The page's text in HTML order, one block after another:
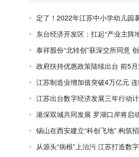
定了！2022年江苏中小学幼儿园
东台经济开发区：扛起“产业主阵
泰祥股份“北转创”获深交所同意
政府扶持优惠政策陆续出台 前5
江苏制造业增加值突破4万亿元
江苏出台数字经济发展三年行动
港深双城共同发展 罗湖口岸将启
锡山在西安建立“科创飞地” 构筑
从源头“病根”上治污 江苏打造数